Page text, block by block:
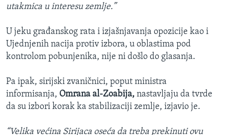
utakmica u interesu zemlje.”
U jeku građanskog rata i izjašnjavanja opozicije kao i
Ujednjenih nacija protiv izbora, u oblastima pod
kontrolom pobunjenika, nije ni došlo do glasanja.
Pa ipak, sirijski zvaničnici, poput ministra
informisanja, Omrana al-Zoabija, nastavljaju da tvrde
da su izbori korak ka stabilizaciji zemlje, izjavio je.
“Velika većina Sirijaca oseća da treba prekinuti ovu